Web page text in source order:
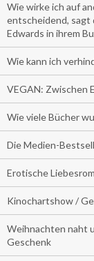
Wie wirke ich auf
entscheidend, sagt
Edwards in ihrem
Wie kann ich
VEGAN: Zwischen
Wie viele Bücher
Die Medien-
Erotische
Kinochartshow /
Weihnachten naht
Geschenk